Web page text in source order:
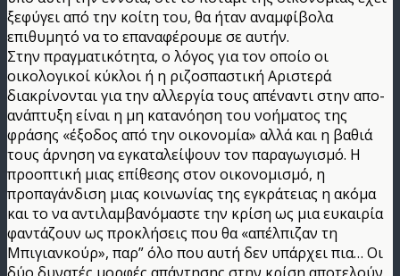
ξεφύγει από την κοίτη του, θα ήταν αναμφίβολα
επιθυμητό να το επαναφέρουμε σε αυτήν.
Στην πραγματικότητα, ο λόγος για τον οποίο οι
οικολογικοί κύκλοι ή η ριζοσπαστική Αριστερά
διακρίνονται για την αλλεργία τους απέναντι στην απο-
ανάπτυξη είναι η μη κατανόηση του νοήματος της
φράσης «έξοδος από την οικονομία» αλλά και η βαθιά
τους άρνηση να εγκαταλείψουν τον παραγωγισμό. Η
προοπτική μιας επίθεσης στον οικονομισμό, η
προπαγάνδιση μιας κοινωνίας της εγκράτειας η ακόμα
και το να αντιλαμβανόμαστε την κρίση ως μια ευκαιρία
φαντάζουν ως προκλήσεις που θα «απέλπιζαν τη
Μπιγιανκούρ», παρ” όλο που αυτή δεν υπάρχει πια… Οι